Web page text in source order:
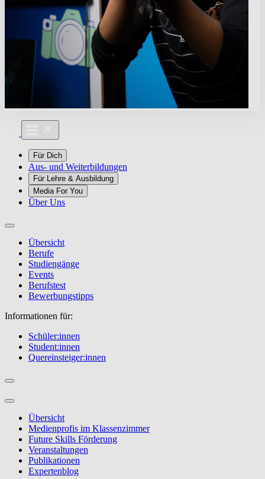
Für Dich
Aus- und Weiterbildungen
Für Lehre & Ausbildung
Media For You
Über Uns
Übersicht
Berufe
Studiengänge
Events
Berufstest
Bewerbungstipps
Informationen für:
Schüler:innen
Student:innen
Quereinsteiger:innen
Übersicht
Medienprofis im Klassenzimmer
Future Skills Förderung
Veranstaltungen
Publikationen
Expertenblog